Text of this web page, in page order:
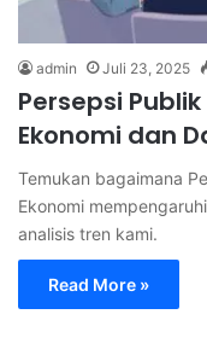
admin Juli 23, 2025
Persepsi
Ekonomi dan
Temukan bagaimana
Ekonomi
analisis tren kami.
Read More »